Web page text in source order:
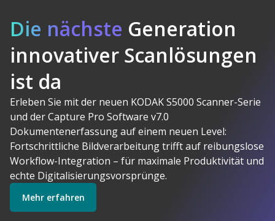
Die nächste Generation
innovativer Scanlösungen
ist da
Erleben Sie mit der neuen KODAK S5000 Scanner-Serie
und der Capture Pro Software v7.0
Dokumentenerfassung auf einem neuen Level:
Fortschrittliche Bildverarbeitung trifft auf reibungslose
Workflow-Integration – für maximale Produktivität und
echte Digitalisierungsvorsprünge.
Mehr erfahren
AI-gestützte
Startklar
Entsperren
macht Sinn
Software erkunden Scanner erkunden
Explore Services